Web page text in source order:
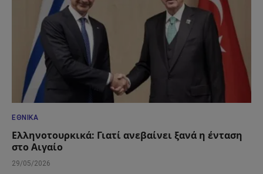
ΕΘΝΙΚΆ
Ελληνοτουρκικά: Γιατί ανεβαίνει ξανά η ένταση
στο Αιγαίο
29/05/2026